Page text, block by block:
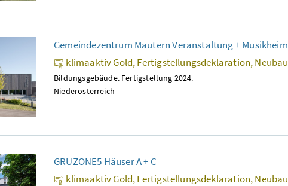
Gemeindezentrum Mautern Veranstaltung + Musikheim
klimaaktiv Gold, Fertigstellungsdeklaration, Neubau
Bildungsgebäude. Fertigstellung 2024.
Niederösterreich
GRUZONE5 Häuser A + C
klimaaktiv Gold, Fertigstellungsdeklaration, Neubau